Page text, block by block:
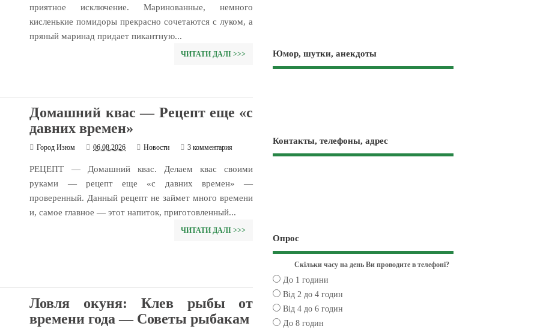
приятное исключение. Маринованные, немного
кисленькие помидоры прекрасно сочетаются с луком, а
пряный маринад придает пикантную...
ЧИТАТИ ДАЛІ >>>
Домашний квас — Рецепт еще «с
давних времен»
Город Изюм 06.08.2026 Новости 3 комментария
РЕЦЕПТ — Домашний квас. Делаем квас своими
руками — рецепт еще «с давних времен» —
проверенный. Данный рецепт не займет много времени
и, самое главное — этот напиток, приготовленный...
ЧИТАТИ ДАЛІ >>>
Ловля окуня: Клев рыбы от
времени года — Советы рыбакам
Юмор, шутки, анекдоты
Контакты, телефоны, адрес
Опрос
Скільки часу на день Ви проводите в телефоні?
До 1 години
Від 2 до 4 годин
Від 4 до 6 годин
До 8 годин